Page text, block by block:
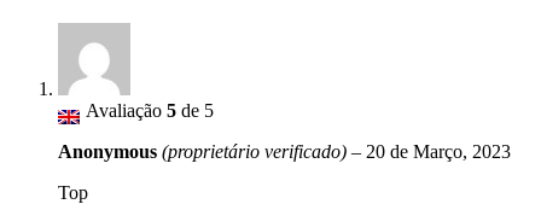
Avaliação 5 de 5
Anonymous (proprietário verificado) – 20 de Março, 2023
Top